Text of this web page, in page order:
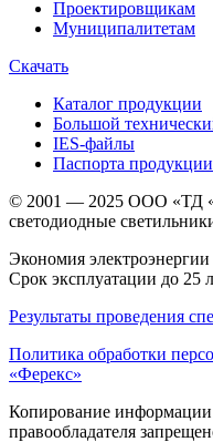
Проектировщикам
Муниципалитетам
Скачать
Каталог продукции
Большой
IES-файлы
Паспорта продукции
© 2001 — 2025 ООО «ТД
светодиодные
Экономия электроэнергии
Срок эксплуатации до 25
Результаты проведения
Политика обработки
«Ферекс»
Копирование информации
правообладателя